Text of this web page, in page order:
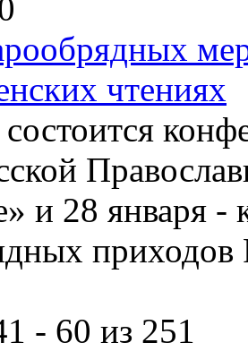
чтениях
состоится
и 28 января -
- 60 из 251